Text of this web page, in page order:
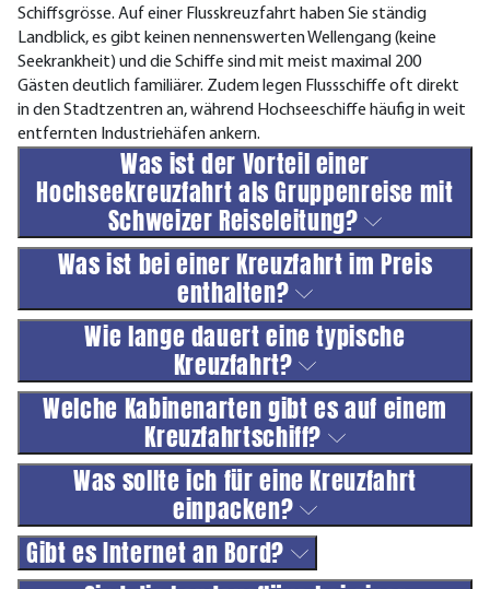
Schiffsgrösse. Auf einer Flusskreuzfahrt haben Sie ständig
Landblick, es gibt keinen nennenswerten Wellengang (keine
Seekrankheit) und die Schiffe sind mit meist maximal 200
Gästen deutlich familiärer. Zudem legen Flussschiffe oft direkt
in den Stadtzentren an, während Hochseeschiffe häufig in weit
entfernten Industriehäfen ankern.
Was ist der Vorteil einer
Hochseekreuzfahrt als Gruppenreise mit
Schweizer Reiseleitung?
Was ist bei einer Kreuzfahrt im Preis
enthalten?
Wie lange dauert eine typische
Kreuzfahrt?
Welche Kabinenarten gibt es auf einem
Kreuzfahrtschiff?
Was sollte ich für eine Kreuzfahrt
einpacken?
Gibt es Internet an Bord?